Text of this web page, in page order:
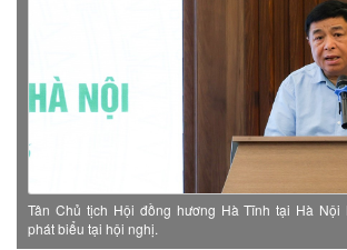
Tân Chủ tịch Hội đồng hương Hà Tĩnh tại Hà Nội
phát biểu tại hội nghị.